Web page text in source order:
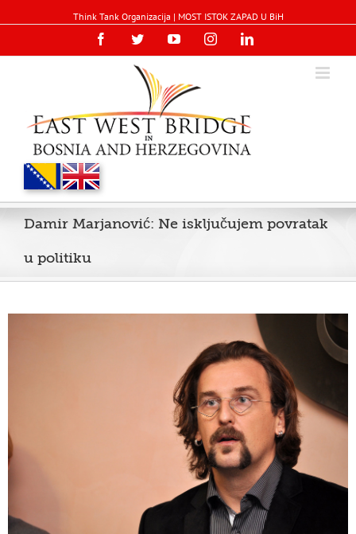
Think Tank Organizacija | MOST ISTOK ZAPAD U BiH
FacebookTwitterYouTubeInstagramLinkedin
Damir Marjanović: Ne isključujem povratak
u politiku